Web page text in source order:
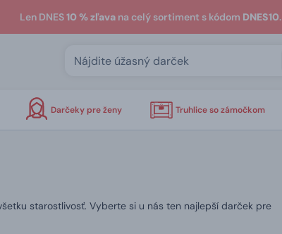
Len DNES10 % zľavana celý sortiment s kódom DNES10.
Darčeky pre ženy Truhlice so zámočkom
starostlivosť. Vyberte si u nás ten najlepší darček pre